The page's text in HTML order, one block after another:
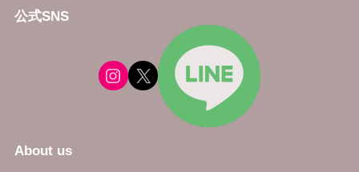
公式SNS
About us